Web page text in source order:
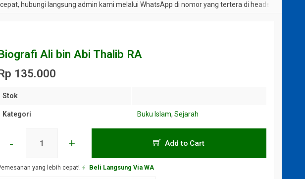
hubungi langsung admin kami melalui WhatsApp di nomor yang tertera di header Website
Ali bin Abi Thalib RA
135.000
Stok
Kategori Buku Islam, Sejarah
- + Add to Cart
yang lebih cepat! Beli Langsung Via WA